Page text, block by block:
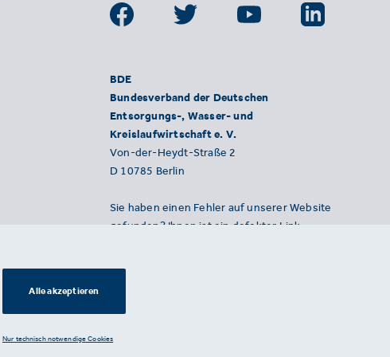
BDE
Bundesverband der Deutschen
Entsorgungs-, Wasser- und
Kreislaufwirtschaft e. V.
Von-der-Heydt-Straße 2
D 10785 Berlin
Sie haben einen Fehler auf unserer Website
gefunden? Ihnen ist ein defekter Link
Alle akzeptieren
Nur technisch notwendige Cookies